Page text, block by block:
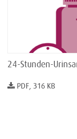
24-Stunden-
PDF, 316 KB